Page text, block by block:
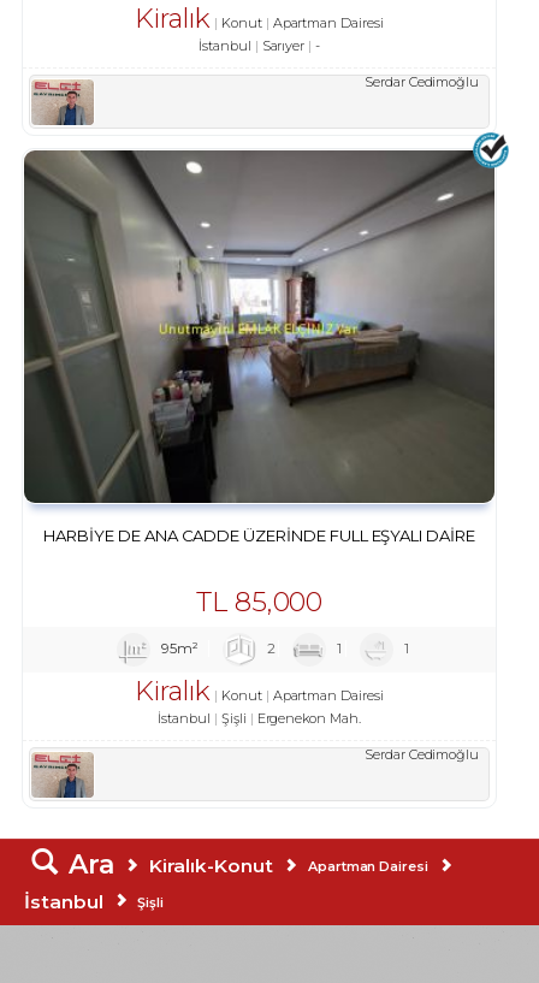
Kiralık Konut
Apartman Dairesi
İstanbul
Sarıyer -
Serdar Cedimoğlu
HARBIYE DE ANA CADDE ÜZERINDE FULL EŞYALI DAIRE
TL85,000
95m² 2 1 1
Kiralık Konut
Apartman Dairesi
İstanbul
Şişli Ergenekon Mah.
Serdar Cedimoğlu
Ara Kiralık-Konut Apartman Dairesi
İstanbul Şişli